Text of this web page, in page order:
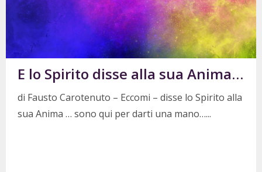
E lo Spirito disse alla sua Anima…
di Fausto Carotenuto – Eccomi – disse lo Spirito alla
sua Anima … sono qui per darti una mano…